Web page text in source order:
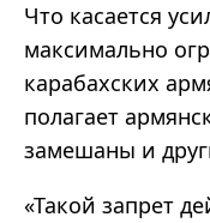
Что касается
максимально
карабахских
полагает
замешаны и
«Такой запрет